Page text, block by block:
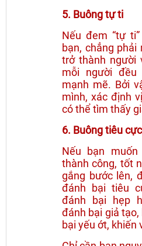
5. Buông tự ti
Nếu đem “tự
bạn, chẳng
trở thành người
mỗi người
mạnh mẽ. Bởi
mình, xác định
có thể tìm thấy
6. Buông tiêu cực
Nếu bạn
thành công, tốt
gắng bước lên,
đánh bại tiêu
đánh bại hẹp
đánh bại giả
bại yếu ớt, khiến